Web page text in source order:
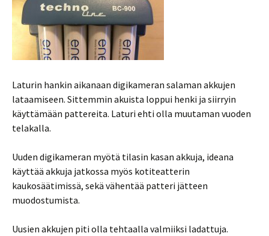
Laturin hankin aikanaan digikameran salaman akkujen
lataamiseen. Sittemmin akuista loppui henki ja siirryin
käyttämään pattereita. Laturi ehti olla muutaman vuoden
telakalla.
Uuden digikameran myötä tilasin kasan akkuja, ideana
käyttää akkuja jatkossa myös kotiteatterin
kaukosäätimissä, sekä vähentää patteri jätteen
muodostumista.
Uusien akkujen piti olla tehtaalla valmiiksi ladattuja.